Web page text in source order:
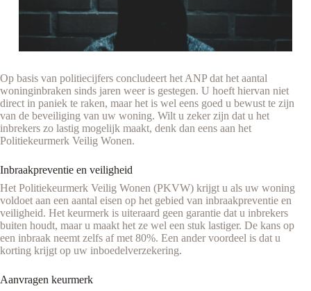
Op basis van politiecijfers concludeert het ANP dat het aantal
woninginbraken sinds jaren weer is gestegen. U hoeft hiervan niet
direct in paniek te raken, maar het is wel eens goed u bewust te zijn
van de beveiliging van uw woning. Wilt u zeker zijn dat u het
inbrekers zo lastig mogelijk maakt, denk dan eens aan het
Politiekeurmerk Veilig Wonen.
Inbraakpreventie en veiligheid
Het Politiekeurmerk Veilig Wonen (PKVW) krijgt u als uw woning
voldoet aan een aantal eisen op het gebied van inbraakpreventie en
veiligheid. Het keurmerk is uiteraard geen garantie dat u inbrekers
buiten houdt, maar u maakt het ze wel een stuk lastiger. De kans op
een inbraak neemt zelfs af met 80%. Een ander voordeel is dat u
korting krijgt op uw inboedelverzekering.
Aanvragen keurmerk